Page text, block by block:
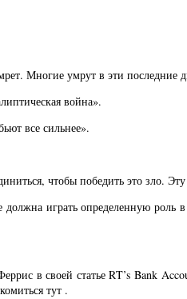
Многие умрут в эти последние
война».
все сильнее».
чтобы победить это зло.
играть определенную
в своей статье RT’s Bank
тут .